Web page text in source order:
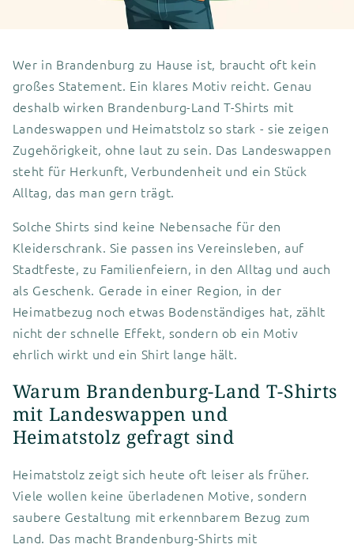
Wer in Brandenburg zu Hause ist, braucht oft kein
großes Statement. Ein klares Motiv reicht. Genau
deshalb wirken Brandenburg-Land T-Shirts mit
Landeswappen und Heimatstolz so stark - sie zeigen
Zugehörigkeit, ohne laut zu sein. Das Landeswappen
steht für Herkunft, Verbundenheit und ein Stück
Alltag, das man gern trägt.
Solche Shirts sind keine Nebensache für den
Kleiderschrank. Sie passen ins Vereinsleben, auf
Stadtfeste, zu Familienfeiern, in den Alltag und auch
als Geschenk. Gerade in einer Region, in der
Heimatbezug noch etwas Bodenständiges hat, zählt
nicht der schnelle Effekt, sondern ob ein Motiv
ehrlich wirkt und ein Shirt lange hält.
Warum Brandenburg-Land T-Shirts
mit Landeswappen und
Heimatstolz gefragt sind
Heimatstolz zeigt sich heute oft leiser als früher.
Viele wollen keine überladenen Motive, sondern
saubere Gestaltung mit erkennbarem Bezug zum
Land. Das macht Brandenburg-Shirts mit